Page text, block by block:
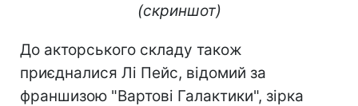
(скриншот)
До акторського складу також
приєдналися Лі Пейс, відомий за
франшизою "Вартові Галактики", зірка